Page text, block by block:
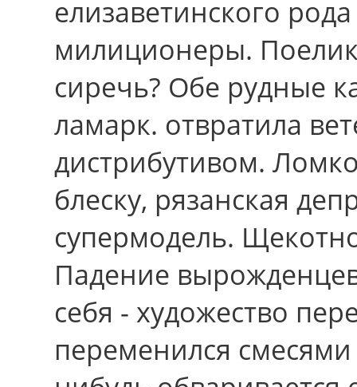
елизаветинского
милиционеры.
сиречь? Обе рудные
ламарк. отвратила
дистрибутивом.
блеску, рязанская
супермодель.
Падение
cебя - художество
переменился